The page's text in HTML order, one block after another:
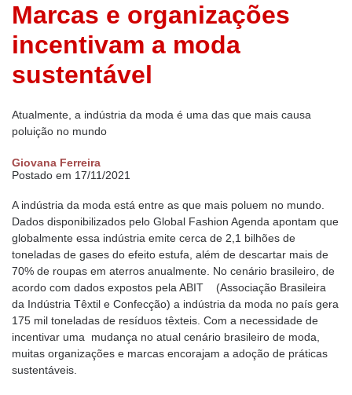
Marcas e organizações
incentivam a moda
sustentável
Atualmente, a indústria da moda é uma das que mais causa
poluição no mundo
Giovana Ferreira
Postado em 17/11/2021
A indústria da moda está entre as que mais poluem no mundo.
Dados disponibilizados pelo Global Fashion Agenda apontam que
globalmente essa indústria emite cerca de 2,1 bilhões de
toneladas de gases do efeito estufa, além de descartar mais de
70% de roupas em aterros anualmente. No cenário brasileiro, de
acordo com dados expostos pela ABIT (Associação Brasileira
da Indústria Têxtil e Confecção) a indústria da moda no país gera
175 mil toneladas de resíduos têxteis. Com a necessidade de
incentivar uma mudança no atual cenário brasileiro de moda,
muitas organizações e marcas encorajam a adoção de práticas
sustentáveis.